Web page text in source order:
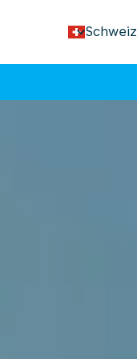
Schweiz
keyboard_arrow_down